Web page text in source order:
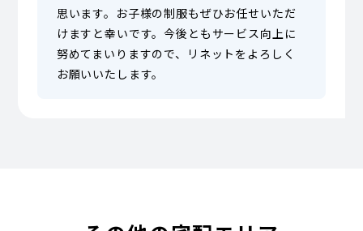
思います。お子様の制服もぜひお任せいただ
けますと幸いです。今後ともサービス向上に
努めてまいりますので、リネットをよろしく
お願いいたします。